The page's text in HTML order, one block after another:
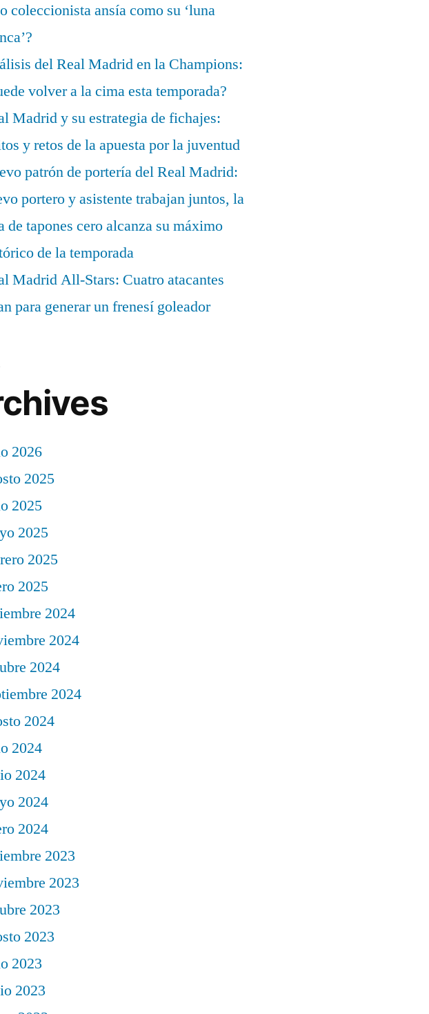
coleccionista ansía como su ‘luna
del Real Madrid en la Champions:
volver a la cima esta temporada?
Madrid y su estrategia de fichajes:
y retos de la apuesta por la juventud
patrón de portería del Real Madrid:
portero y asistente trabajan juntos, la
de tapones cero alcanza su máximo
de la temporada
Madrid All-Stars: Cuatro atacantes
para generar un frenesí goleador
2026
2025
2025
2025
2025
2025
2024
2024
2024
2024
2024
2024
2024
2024
2024
2023
2023
2023
2023
2023
2023